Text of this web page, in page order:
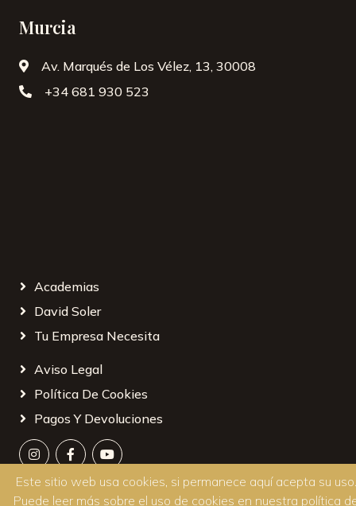
Murcia
Av. Marqués de Los Vélez, 13, 30008
+34 ‭681 930 523‬
Academias
David Soler
Tu Empresa Necesita
Aviso Legal
Política De Cookies
Pagos Y Devoluciones
Este sitio web usa cookies, si permanece aquí acepta su uso.
Puede leer más sobre el uso de cookies en nuestra política